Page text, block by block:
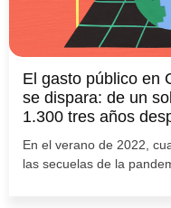
El gasto público en
se dispara: de un
1.300 tres años
En el verano de 2022,
las secuelas de la